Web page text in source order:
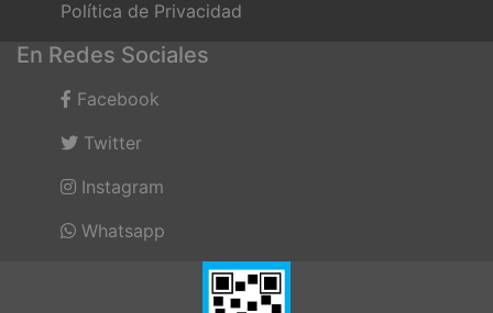
Política de Privacidad
En Redes Sociales
Facebook
Twitter
Instagram
Whatsapp